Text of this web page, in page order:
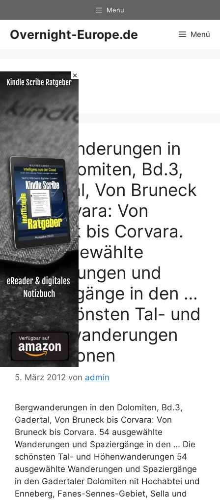
×
Inhalt
springen
Menu
Overnight-Europe.de Menü
Bd.3
Bergwanderungen in
den Dolomiten, Bd.3,
Gadertal, Von Bruneck
bis Corvara: Von
Bruneck bis Corvara.
54 ausgewählte
Wanderungen und
Spaziergänge in den …
Die schönsten Tal- und
Höhenwanderungen
Rezessionen
5. März 2012 von admin
Bergwanderungen in den Dolomiten, Bd.3,
Gadertal, Von Bruneck bis Corvara: Von
Bruneck bis Corvara. 54 ausgewählte
Wanderungen und Spaziergänge in den … Die
schönsten Tal- und Höhenwanderungen 54
ausgewählte Wanderungen und Spaziergänge
in den Gadertaler Dolomiten nit Hochabtei und
Enneberg, Fanes-Sennes-Gebiet, Sella und